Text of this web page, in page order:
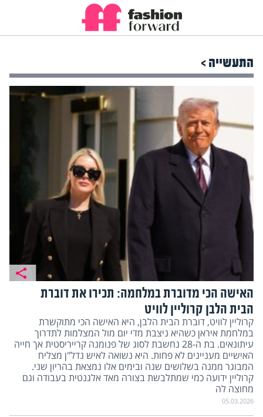
התעשייה >
האישה הכי מדוברת במלחמה: תכירו את דוברת
הבית הלבן קרוליין לוויט
קרוליין לוויט, דוברת הבית הלבן, היא האישה הכי מתוקשרת
במלחמת איראן כשהיא ניצבת מדי יום מול המצלמות לתדרוך
עיתונאים. בת ה-28 נחשבת לסוג של פנומנה קרייריסטית אך חייה
האישיים מעניינים לא פחות. היא נשואה לאיש נדל"ן מצליח
המבוגר ממנה בשלושים שנה ובימים אלו נמצאת בהריון שני.
קרוליין ידועה כמי שמתלבשת בצורה מאד אלגנטית בעבודה וגם
מחוצה לה
05.03.2026